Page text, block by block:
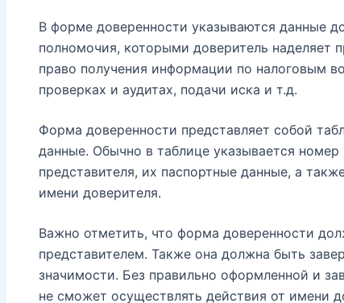
В форме доверенности указываются данные
полномочия, которыми доверитель наделяет
право получения информации по налоговым
проверках и аудитах, подачи иска и т.д.
Форма доверенности представляет собой
данные. Обычно в таблице указывается
представителя, их паспортные данные, а
имени доверителя.
Важно отметить, что форма доверенности
представителем. Также она должна быть
значимости. Без правильно оформленной и
не сможет осуществлять действия от имени